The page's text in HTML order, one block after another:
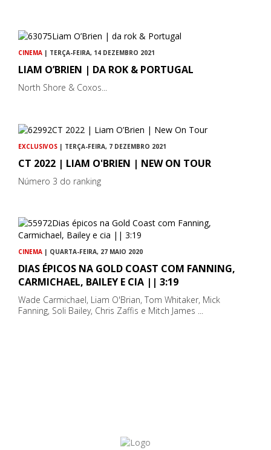
CINEMA | TERÇA-FEIRA, 14 DEZEMBRO 2021
LIAM O’BRIEN | DA ROK & PORTUGAL
North Shore & Coxos...
EXCLUSIVOS | TERÇA-FEIRA, 7 DEZEMBRO 2021
CT 2022 | LIAM O'BRIEN | NEW ON TOUR
Número 3 do ranking
CINEMA | QUARTA-FEIRA, 27 MAIO 2020
DIAS ÉPICOS NA GOLD COAST COM FANNING,
CARMICHAEL, BAILEY E CIA || 3:19
Wade Carmichael, Liam O'Brian, Tom Whitaker, Mick
Fanning, Soli Bailey, Chris Zaffis e Mitch James ...